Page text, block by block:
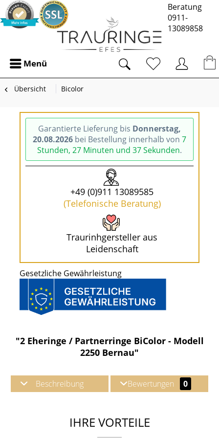
Beratung
0911-
13089858
Menü
Übersicht Bicolor
Garantierte Lieferung bis Donnerstag,
20.08.2026 bei Bestellung innerhalb von 7
Stunden, 27 Minuten und 36 Sekunden.
+49 (0)911 13089585
(Telefonische Beratung)
Traurinhgersteller aus
Leidenschaft
Gesetzliche Gewährleistung
"2 Eheringe / Partnerringe BiColor - Modell
2250 Bernau"
Beschreibung Bewertungen 0
IHRE VORTEILE